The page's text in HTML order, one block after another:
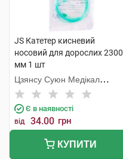
JS Катетер кисневий
носовий для дорослих 2300
мм 1 шт
Цзянсу Суюн Медікал
Метіріалс
Є в наявності
від 34.00 грн
КУПИТИ